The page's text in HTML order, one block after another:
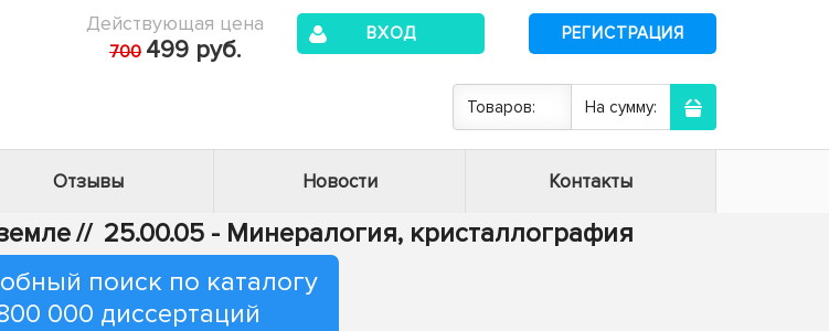
Действующая цена
700 499 руб.
ВХОД РЕГИСТРАЦИЯ
Товаров: На сумму:
Отзывы Новости Контакты
// 25.00.05 - Минералогия, кристаллография
поиск по каталогу
000 диссертаций